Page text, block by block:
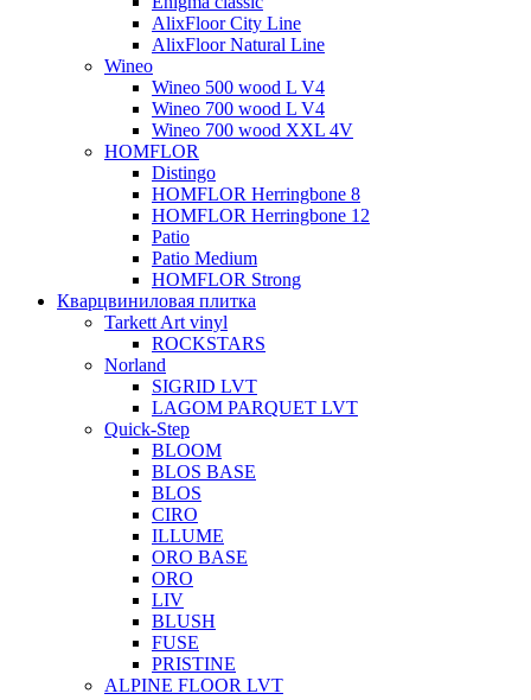
AlixFloor City Line
AlixFloor Natural Line
Wineo
Wineo 500 wood L V4
Wineo 700 wood L V4
Wineo 700 wood XXL 4V
HOMFLOR
Distingo
HOMFLOR Herringbone 8
HOMFLOR Herringbone 12
Patio
Patio Medium
HOMFLOR Strong
Кварцвиниловая плитка
Tarkett Art vinyl
ROCKSTARS
Norland
SIGRID LVT
LAGOM PARQUET LVT
Quick-Step
BLOOM
BLOS BASE
BLOS
CIRO
ILLUME
ORO BASE
ORO
LIV
BLUSH
FUSE
PRISTINE
ALPINE FLOOR LVT